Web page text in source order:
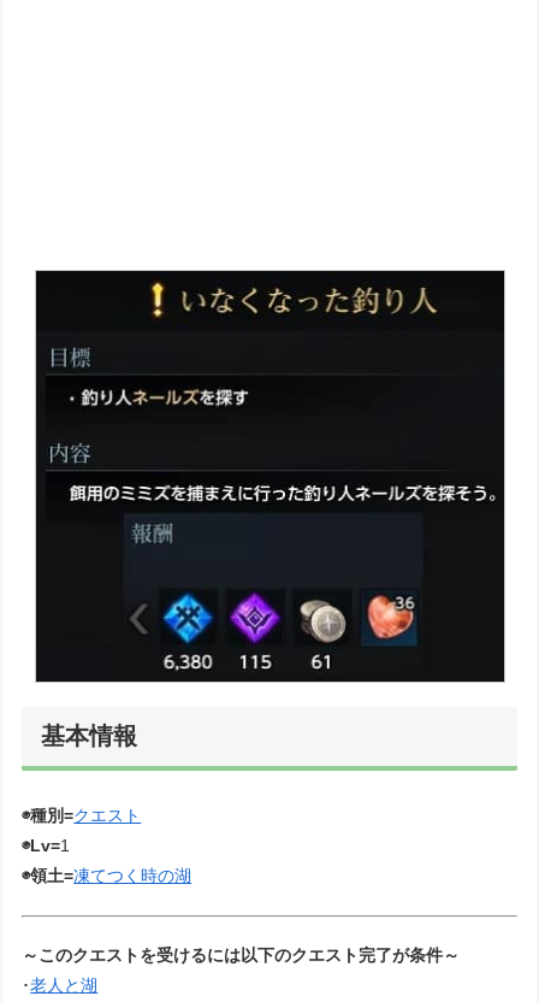
基本情報
◉種別=クエスト
◉Lv=1
◉領土=凍てつく時の湖
～このクエストを受けるには以下のクエスト完了が条件～
･老人と湖